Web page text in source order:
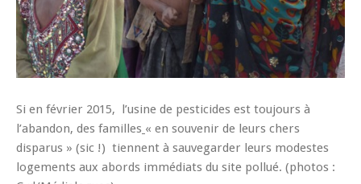
Si en février 2015, l’usine de pesticides est toujours à
l’abandon, des familles « en souvenir de leurs chers
disparus » (sic !) tiennent à sauvegarder leurs modestes
logements aux abords immédiats du site pollué. (photos :